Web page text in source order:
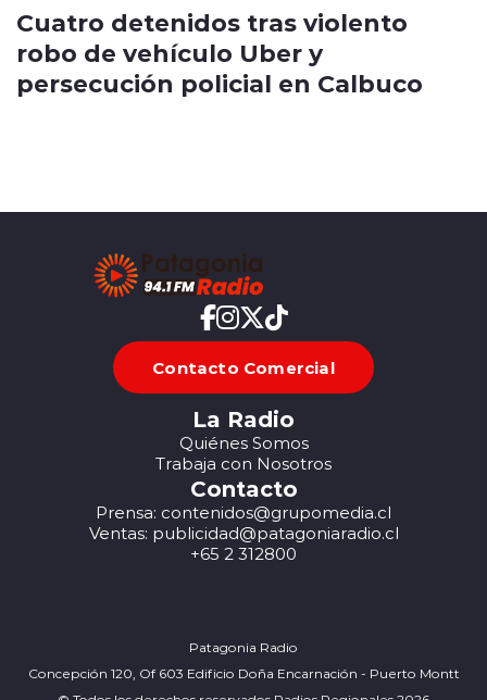
Cuatro detenidos tras violento
robo de vehículo Uber y
persecución policial en Calbuco
Contacto Comercial
La Radio
Quiénes Somos
Trabaja con Nosotros
Contacto
Prensa: contenidos@grupomedia.cl
Ventas: publicidad@patagoniaradio.cl
+65 2 312800
Patagonia Radio
Concepción 120, Of 603 Edificio Doña Encarnación - Puerto Montt